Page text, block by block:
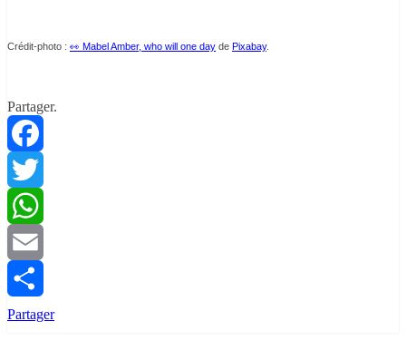
Crédit-photo : 👀 Mabel Amber, who will one day de Pixabay.
Partager.
Facebook
Twitter
WhatsApp
Email
Partager